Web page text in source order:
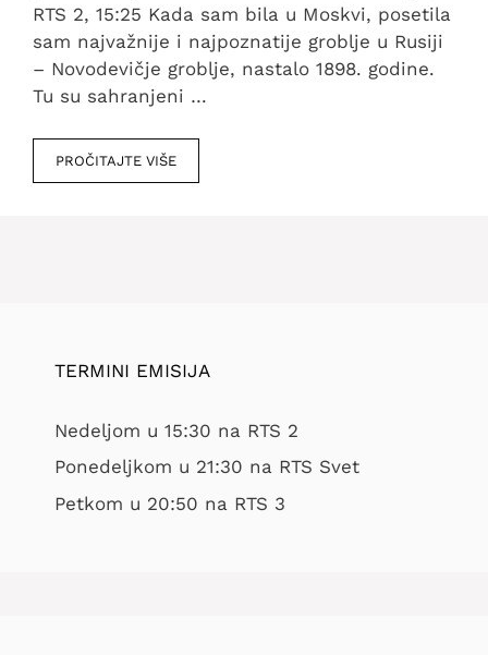
RTS 2, 15:25 Kada sam bila u Moskvi, posetila
sam najvažnije i najpoznatije groblje u Rusiji
– Novodevičje groblje, nastalo 1898. godine.
Tu su sahranjeni …
PROČITAJTE VIŠE
TERMINI EMISIJA
Nedeljom u 15:30 na RTS 2
Ponedeljkom u 21:30 na RTS Svet
Petkom u 20:50 na RTS 3